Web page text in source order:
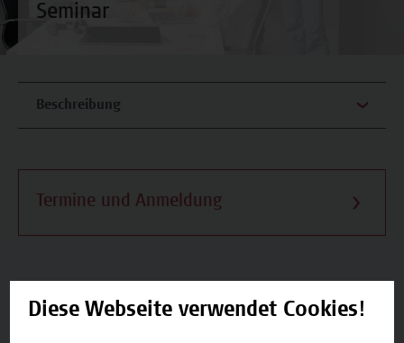
Seminar
Beschreibung
Termine und Anmeldung
Beschreibung
Diese Webseite verwendet Cookies!